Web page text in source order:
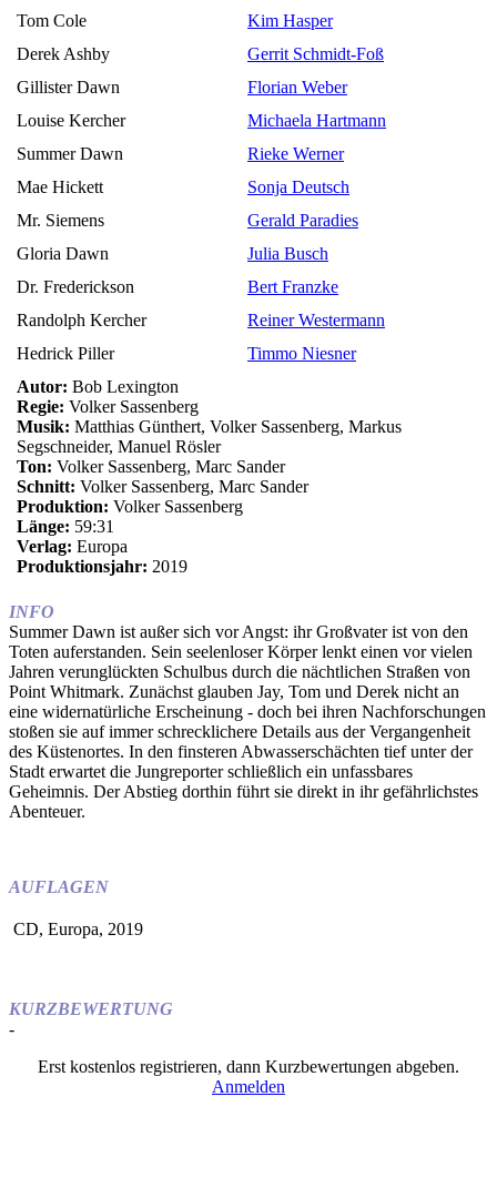
Tom Cole
Kim Hasper
Derek Ashby
Gerrit Schmidt-Foß
Gillister Dawn
Florian Weber
Louise Kercher
Michaela Hartmann
Summer Dawn
Rieke Werner
Mae Hickett
Sonja Deutsch
Mr. Siemens
Gerald Paradies
Gloria Dawn
Julia Busch
Dr. Frederickson
Bert Franzke
Randolph Kercher
Reiner Westermann
Hedrick Piller
Timmo Niesner
Autor: Bob Lexington
Regie: Volker Sassenberg
Musik: Matthias Günthert, Volker Sassenberg, Markus
Segschneider, Manuel Rösler
Ton: Volker Sassenberg, Marc Sander
Schnitt: Volker Sassenberg, Marc Sander
Produktion: Volker Sassenberg
Länge: 59:31
Verlag: Europa
Produktionsjahr: 2019
INFO
Summer Dawn ist außer sich vor Angst: ihr Großvater ist von den
Toten auferstanden. Sein seelenloser Körper lenkt einen vor vielen
Jahren verunglückten Schulbus durch die nächtlichen Straßen von
Point Whitmark. Zunächst glauben Jay, Tom und Derek nicht an
eine widernatürliche Erscheinung - doch bei ihren Nachforschungen
stoßen sie auf immer schrecklichere Details aus der Vergangenheit
des Küstenortes. In den finsteren Abwasserschächten tief unter der
Stadt erwartet die Jungreporter schließlich ein unfassbares
Geheimnis. Der Abstieg dorthin führt sie direkt in ihr gefährlichstes
Abenteuer.
AUFLAGEN
CD, Europa, 2019
KURZBEWERTUNG
-
Erst kostenlos registrieren, dann Kurzbewertungen abgeben.
Anmelden